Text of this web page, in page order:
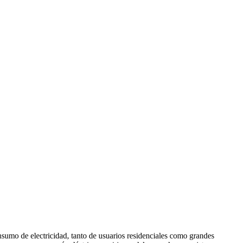
de electricidad, tanto de usuarios residenciales como grandes